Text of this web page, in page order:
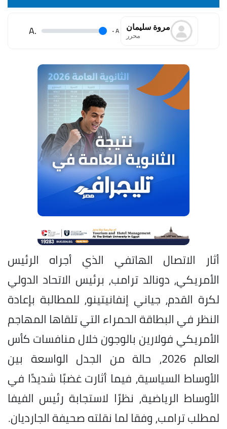
مروة سليمان
محرر A
.
.A
أثار الاتصال الهاتفي الذي أجراه الرئيس
الأمريكي، دونالد ترامب، برئيس الاتحاد الدولي
لكرة القدم، جياني إنفانيتينو، للمطالبة بإعادة
النظر في البطاقة الحمراء التي تلقاها المهاجم
الأمريكي فولارين بالوجون خلال منافسات كأس
العالم 2026، حالة من الجدل الواسعة بين
الأوساط السياسية، فيما أثارت غضبًا شديدًا في
الأوساط الرياضية، نظرًا لاستجابة رئيس الفيفا
لمطلب ترامب، وفقا لما نقلته صحيفة الجارديان.